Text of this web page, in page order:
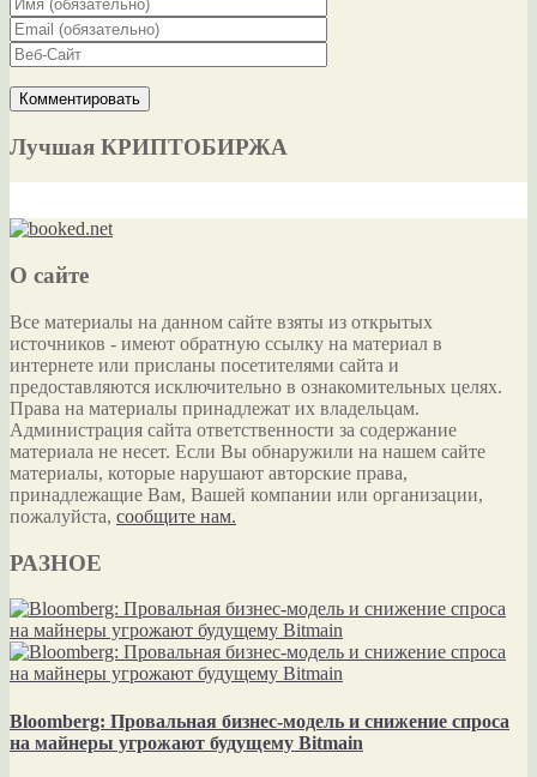
Лучшая КРИПТОБИРЖА
О сайте
Все материалы на данном сайте взяты из открытых
источников - имеют обратную ссылку на материал в
интернете или присланы посетителями сайта и
предоставляются исключительно в ознакомительных целях.
Права на материалы принадлежат их владельцам.
Администрация сайта ответственности за содержание
материала не несет. Если Вы обнаружили на нашем сайте
материалы, которые нарушают авторские права,
принадлежащие Вам, Вашей компании или организации,
пожалуйста, сообщите нам.
РАЗНОЕ
Bloomberg: Провальная бизнес-модель и снижение спроса
на майнеры угрожают будущему Bitmain